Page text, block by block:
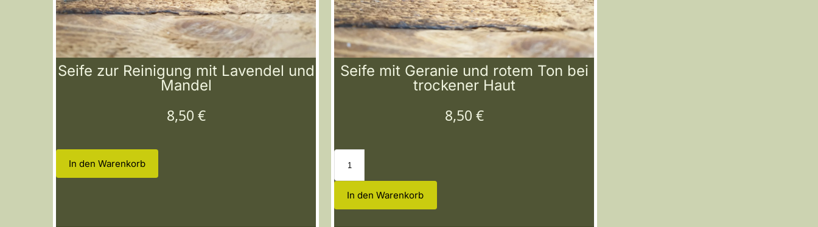
Seife zur Reinigung mit Lavendel und
Mandel
8,50 €
In den Warenkorb
Seife mit Geranie und rotem Ton bei
trockener Haut
8,50 €
In den Warenkorb